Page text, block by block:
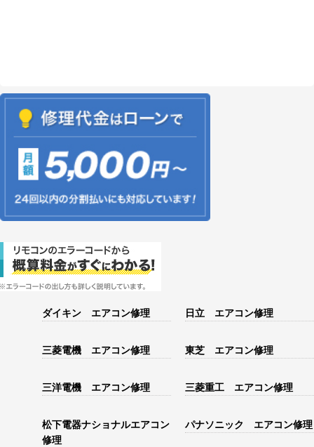
ダイキン エアコン修理 日立 エアコン修理
三菱電機 エアコン修理 東芝 エアコン修理
三洋電機 エアコン修理 三菱重工 エアコン修理
松下電器ナショナルエアコン
修理
パナソニック エアコン修理